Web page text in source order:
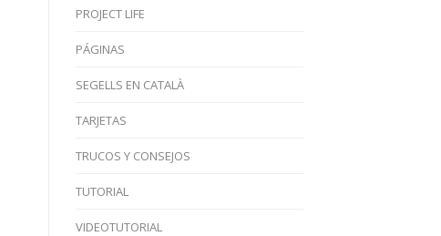
PROJECT LIFE
PÁGINAS
SEGELLS EN CATALÀ
TARJETAS
TRUCOS Y CONSEJOS
TUTORIAL
VIDEOTUTORIAL